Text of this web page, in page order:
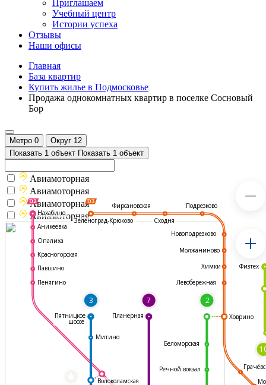
Приглашаем
Учебный центр
Истории успеха
Отзывы
Наши офисы
Главная
База квартир
Купить жилье в Подмосковье
Продажа однокомнатных квартир в поселке Сосновый
Бор
Метро 0 Округ 12
Показать 1 объект Показать 1 объект
3 7 2
Фирсановская
Сходня
Подрезково
Новоподрезково
Молжаниново
Химки
Левобережная
Ховрино
Волоколамская
Митино
Нахабино
Аникеевка
Опалиха
Красногорская
Павшино
Пенягино
Пятницкое
шоссе
Планерная
Физтех
Речной вокзал
Беломорская
Зеленоград-Крюково
Авиамоторная
Авиамоторная
Авиамоторная
Авиамоторная